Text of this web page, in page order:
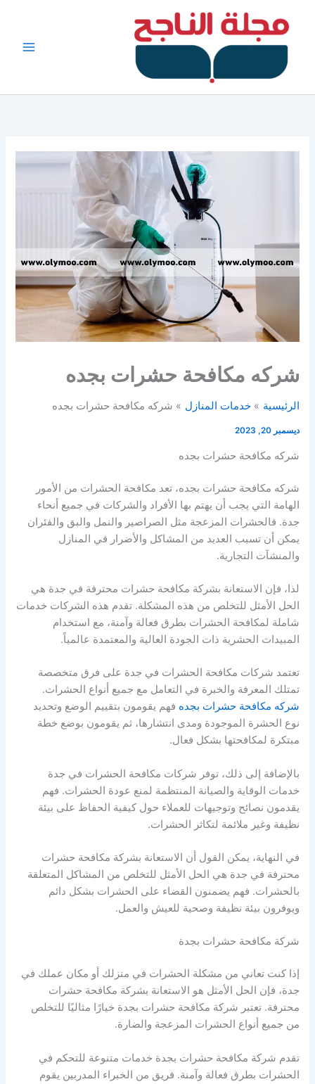
شركه مكافحة حشرات بجده
الرئيسية خدمات المنازل شركه مكافحة حشرات بجده
ديسمبر 20, 2023
شركه مكافحة حشرات بجده
شركه مكافحة حشرات بجده، تعد مكافحة الحشرات من الأمور
الهامة التي يجب أن يهتم بها الأفراد والشركات في جميع أنحاء
جدة. فالحشرات المزعجة مثل الصراصير والنمل والبق والفئران
يمكن أن تسبب العديد من المشاكل والأضرار في المنازل
والمنشآت التجارية.
لذا، فإن الاستعانة بشركة مكافحة حشرات محترفة في جدة هي
الحل الأمثل للتخلص من هذه المشكلة. تقدم هذه الشركات خدمات
شاملة لمكافحة الحشرات بطرق فعالة وآمنة، مع استخدام
المبيدات الحشرية ذات الجودة العالية والمعتمدة عالمياً.
تعتمد شركات مكافحة الحشرات في جدة على فرق متخصصة
تمتلك المعرفة والخبرة في التعامل مع جميع أنواع الحشرات.
شركه مكافحة حشرات بجده فهم يقومون بتقييم الوضع وتحديد
نوع الحشرة الموجودة ومدى انتشارها، ثم يقومون بوضع خطة
مبتكرة لمكافحتها بشكل فعال.
بالإضافة إلى ذلك، توفر شركات مكافحة الحشرات في جدة
خدمات الوقاية والصيانة المنتظمة لمنع عودة الحشرات. فهم
يقدمون نصائح وتوجيهات للعملاء حول كيفية الحفاظ على بيئة
نظيفة وغير ملائمة لتكاثر الحشرات.
في النهاية، يمكن القول أن الاستعانة بشركة مكافحة حشرات
محترفة في جدة هي الحل الأمثل للتخلص من المشاكل المتعلقة
بالحشرات. فهم يضمنون القضاء على الحشرات بشكل دائم
ويوفرون بيئة نظيفة وصحية للعيش والعمل.
شركة مكافحة حشرات بجدة
إذا كنت تعاني من مشكلة الحشرات في منزلك أو مكان عملك في
جدة، فإن الحل الأمثل هو الاستعانة بشركة مكافحة حشرات
محترفة. تعتبر شركة مكافحة حشرات بجدة خيارًا مثاليًا للتخلص
من جميع أنواع الحشرات المزعجة والضارة.
تقدم شركة مكافحة حشرات بجدة خدمات متنوعة للتحكم في
الحشرات بطرق فعالة وآمنة. فريق من الخبراء المدربين يقوم